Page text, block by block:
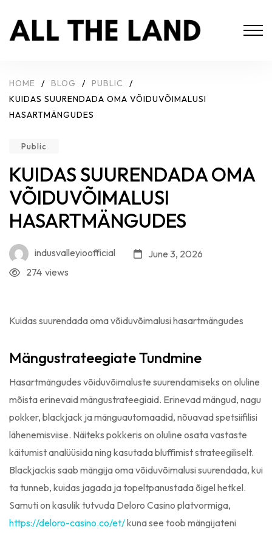
HOME / BLOG / PUBLIC
/
KUIDAS SUURENDADA OMA VÕIDUVÕIMALUSI
HASARTMÄNGUDES
Public
KUIDAS SUURENDADA OMA
VÕIDUVÕIMALUSI
HASARTMÄNGUDES
indusvalleyioofficial
June 3, 2026
views
274
Kuidas suurendada oma võiduvõimalusi hasartmängudes
Mängustrateegiate Tundmine
Hasartmängudes võiduvõimaluste suurendamiseks on oluline
mõista erinevaid mängustrateegiaid. Erinevad mängud, nagu
pokker, blackjack ja mänguautomaadid, nõuavad spetsiifilisi
lähenemisviise. Näiteks pokkeris on oluline osata vastaste
käitumist analüüsida ning kasutada bluffimist strateegiliselt.
Blackjackis saab mängija oma võiduvõimalusi suurendada, kui
ta tunneb, kuidas jagada ja topeltpanustada õigel hetkel.
Samuti on kasulik tutvuda Deloro Casino platvormiga,
https://deloro-casino.co/et/kuna see toob mängijateni